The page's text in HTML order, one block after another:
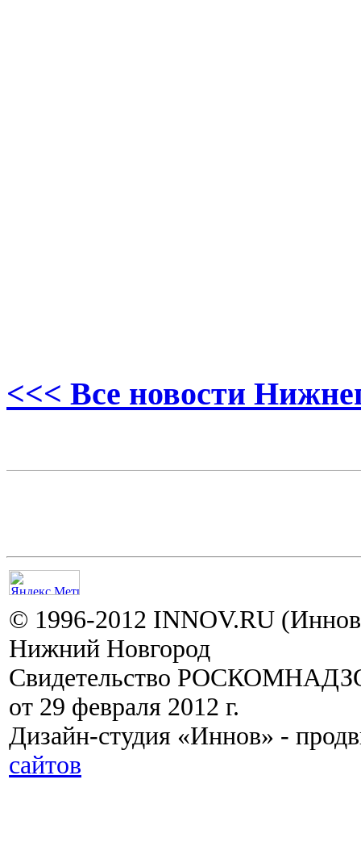
<<< Все новости
© 1996-2012 INNOV.RU
Нижний Новгород
Свидетельство
от 29 февраля 2012 г.
Дизайн-студия «Иннов» -
сайтов